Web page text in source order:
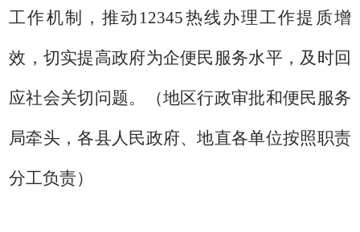
工作机制，推动 12345热线办理工作提质增
效 ，切实提高政府为企便民服务水平，及时回
应社会关切问题。 （地区行政审批和便民服务
局牵头，各县人民政府、地直各单位按照职责
分工负责）